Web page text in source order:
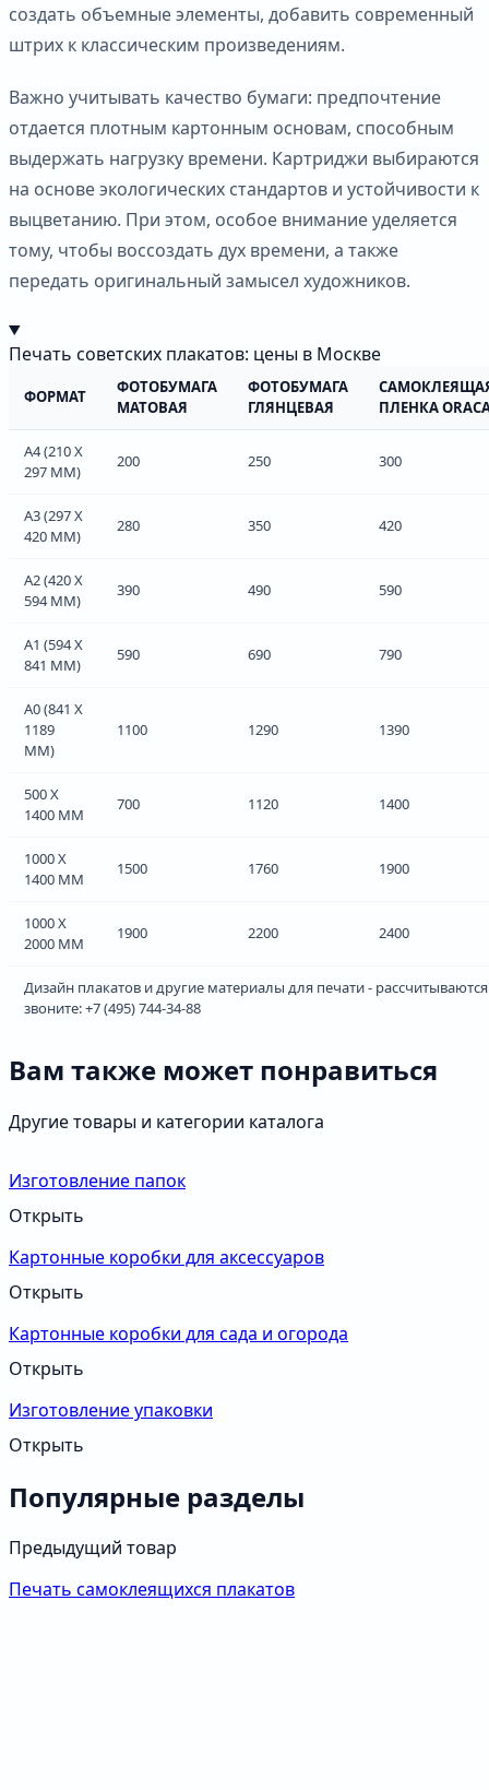
создать объемные элементы, добавить современный
штрих к классическим произведениям.
Важно учитывать качество бумаги: предпочтение
отдается плотным картонным основам, способным
выдержать нагрузку времени. Картриджи выбираются
на основе экологических стандартов и устойчивости к
выцветанию. При этом, особое внимание уделяется
тому, чтобы воссоздать дух времени, а также
передать оригинальный замысел художников.
Печать советских плакатов: цены в Москве
ФОРМАТ
ФОТОБУМАГА
МАТОВАЯ
ФОТОБУМАГА
ГЛЯНЦЕВАЯ
ПЛЕНКА
А4 (210 Х
297 ММ)
200 250 300
А3 (297 Х
420 ММ)
280 350 420
А2 (420 Х
594 ММ)
390 490 590
А1 (594 Х
841 ММ)
590 690 790
А0 (841 Х
1189
ММ)
1100 1290 1390
500 Х
1400 ММ
700 1120 1400
1000 Х
1400 ММ
1500 1760 1900
1000 Х
2000 ММ
1900 2200 2400
Дизайн плакатов и другие материалы для печати -
звоните: +7 (495) 744-34-88
Вам также может понравиться
Другие товары и категории каталога
Изготовление папок
Открыть
Картонные коробки для аксессуаров
Открыть
Картонные коробки для сада и огорода
Открыть
Изготовление упаковки
Открыть
Популярные разделы
Предыдущий товар
Печать самоклеящихся плакатов